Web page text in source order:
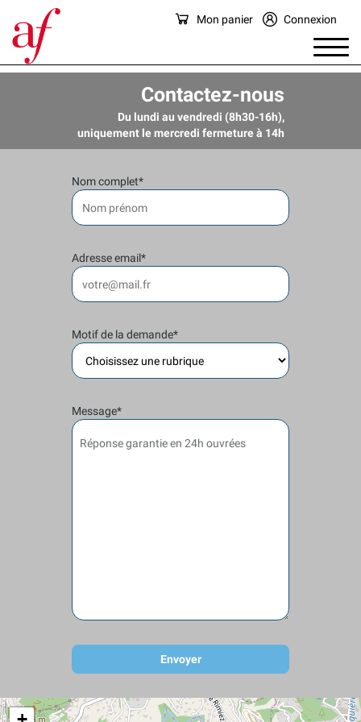
Mon panier Connexion
Contactez-nous
Du lundi au vendredi (8h30-16h),
uniquement le mercredi fermeture à 14h
Nom complet*
Adresse email*
Motif de la demande*
Réponse garantie en 24h ouvrées
Message*